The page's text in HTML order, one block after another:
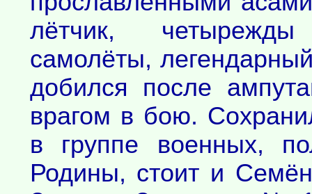
лётчик,
самолёты,
добился после
врагом в бою.
в группе военных,
Родины, стоит и